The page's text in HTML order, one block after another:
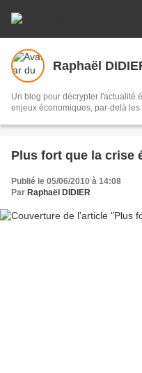
Raphaël
Un blog pour décrypter l'actualité
enjeux économiques, par-delà
Plus fort que la crise
Publié le 05/06/2010 à 14:08
Par Raphaël DIDIER